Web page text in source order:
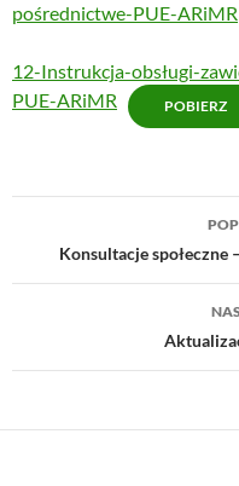
pośrednictwe-PUE-ARiMR
12-Instrukcja-obsługi-
PUE-ARiMR
POBIERZ
Nawigacja
Konsultacje społeczne